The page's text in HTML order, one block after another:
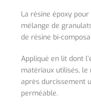
La résine époxy
mélange de
de résine bi-
Appliqué en lit dont
matériaux utilisés,
après durcissement
perméable.